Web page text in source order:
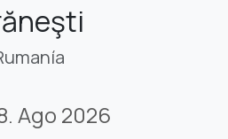
Ago 2026